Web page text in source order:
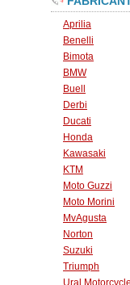
Aprilia
Benelli
Bimota
BMW
Buell
Derbi
Ducati
Honda
Kawasaki
KTM
Moto Guzzi
Moto Morini
MvAgusta
Norton
Suzuki
Triumph
Ural